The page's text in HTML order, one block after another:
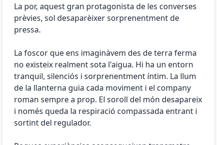
La por, aquest gran protagonista de les converses
prèvies, sol desaparèixer sorprenentment de
pressa.
La foscor que ens imaginàvem des de terra ferma
no existeix realment sota l'aigua. Hi ha un entorn
tranquil, silenciós i sorprenentment íntim. La llum
de la llanterna guia cada moviment i el company
roman sempre a prop. El soroll del món desapareix
i només queda la respiració compassada entrant i
sortint del regulador.